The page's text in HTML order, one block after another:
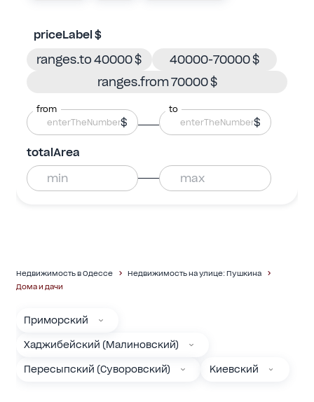
priceLabel $
ranges.to 40000 $
40000-70000 $
ranges.from 70000 $
from
$
to
$
totalArea
Недвижимость в Одессе
Недвижимость на улице: Пушкина
Дома и дачи
Приморский
Хаджибейский (Малиновский)
Пересыпский (Суворовский) Киевский